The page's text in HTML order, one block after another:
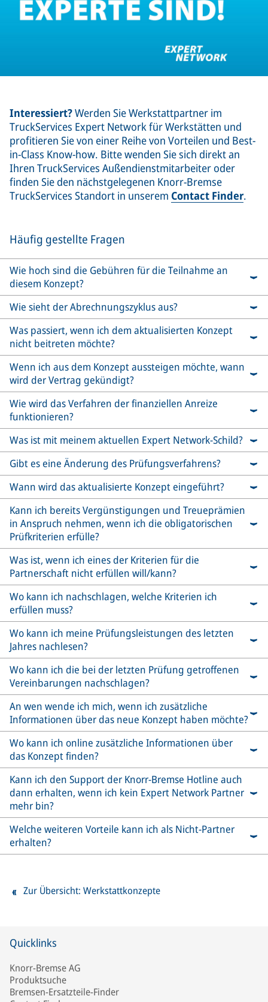
Interessiert?Werden Sie Werkstattpartner im
TruckServices Expert Network für Werkstätten und
profitieren Sie von einer Reihe von Vorteilen und Best-
in-Class Know-how. Bitte wenden Sie sich direkt an
Ihren TruckServices Außendienstmitarbeiter oder
finden Sie den nächstgelegenen Knorr-Bremse
TruckServices Standort in unserem Contact Finder.
Häufig gestellte Fragen
Wie hoch sind die Gebühren für die Teilnahme an
diesem Konzept?
Wie sieht der Abrechnungszyklus aus?
Was passiert, wenn ich dem aktualisierten Konzept
nicht beitreten möchte?
Wenn ich aus dem Konzept aussteigen möchte, wann
wird der Vertrag gekündigt?
Wie wird das Verfahren der finanziellen Anreize
funktionieren?
Was ist mit meinem aktuellen Expert Network-Schild?
Gibt es eine Änderung des Prüfungsverfahrens?
Wann wird das aktualisierte Konzept eingeführt?
Kann ich bereits Vergünstigungen und Treueprämien
in Anspruch nehmen, wenn ich die obligatorischen
Prüfkriterien erfülle?
Was ist, wenn ich eines der Kriterien für die
Partnerschaft nicht erfüllen will/kann?
Wo kann ich nachschlagen, welche Kriterien ich
erfüllen muss?
Wo kann ich meine Prüfungsleistungen des letzten
Jahres nachlesen?
Wo kann ich die bei der letzten Prüfung getroffenen
Vereinbarungen nachschlagen?
An wen wende ich mich, wenn ich zusätzliche
Informationen über das neue Konzept haben möchte?
Wo kann ich online zusätzliche Informationen über
das Konzept finden?
Kann ich den Support der Knorr-Bremse Hotline auch
dann erhalten, wenn ich kein Expert Network Partner
mehr bin?
Welche weiteren Vorteile kann ich als Nicht-Partner
erhalten?
Zur Übersicht: Werkstattkonzepte
Quicklinks
Knorr-Bremse AG
Produktsuche
Bremsen-Ersatzteile-Finder